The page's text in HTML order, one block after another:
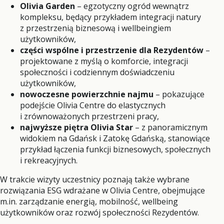
Olivia Garden – egzotyczny ogród wewnątrz
kompleksu, będący przykładem integracji natury
z przestrzenią biznesową i wellbeingiem
użytkowników,
części wspólne i przestrzenie dla Rezydentów –
projektowane z myślą o komforcie, integracji
społeczności i codziennym doświadczeniu
użytkowników,
nowoczesne powierzchnie najmu – pokazujące
podejście Olivia Centre do elastycznych
i zrównoważonych przestrzeni pracy,
najwyższe piętra Olivia Star – z panoramicznym
widokiem na Gdańsk i Zatokę Gdańską, stanowiące
przykład łączenia funkcji biznesowych, społecznych
i rekreacyjnych.
W trakcie wizyty uczestnicy poznają także wybrane
rozwiązania ESG wdrażane w Olivia Centre, obejmujące
m.in. zarządzanie energią, mobilność, wellbeing
użytkowników oraz rozwój społeczności Rezydentów.